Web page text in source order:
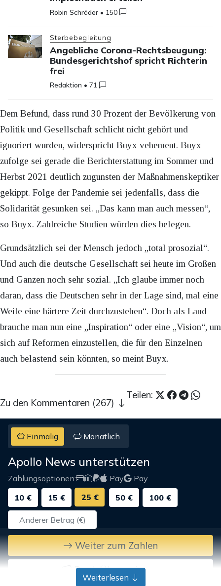
Robin Schröder • 150
Sterbebegleitung
Angebliche Corona-Rechtsbeugung:
Bundesgerichtshof spricht Richterin
frei
Redaktion •71
Dem Befund, dass rund 30 Prozent der Bevölkerung von
Politik und Gesellschaft schlicht nicht gehört und
ignoriert wurden, widerspricht Buyx vehement. Buyx
zufolge sei gerade die Berichterstattung im Sommer und
Herbst 2021 deutlich zugunsten der Maßnahmenskeptiker
gekippt. Folge der Pandemie sei jedenfalls, dass die
Solidarität gesunken sei. „Das kann man auch messen“,
so Buyx. Zahlreiche Studien würden dies belegen.
Grundsätzlich sei der Mensch jedoch „total prosozial“.
Und auch die deutsche Gesellschaft sei heute im Großen
und Ganzen noch sehr sozial. „Ich glaube immer noch
daran, dass die Deutschen sehr in der Lage sind, mal eine
Weile eine härtere Zeit durchzustehen“. Doch als Land
brauche man nun eine „Inspiration“ oder eine „Vision“, um
sich auf Reformen einzustellen, die für den Einzelnen
auch belastend sein könnten, so meint Buyx.
Teilen:
Zu den Kommentaren (267)
Einmalig Monatlich
Apollo News unterstützen
Zahlungsoptionen: Pay
Pay
10 €
15 € 25 € 50 € 100 €
Weiter zum Zahlen
Bank-Überweisung
Weiterlesen